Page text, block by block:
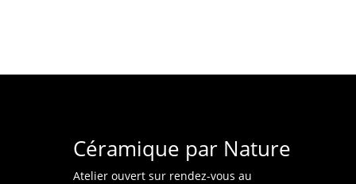
Céramique par Nature
Atelier ouvert sur rendez-vous au